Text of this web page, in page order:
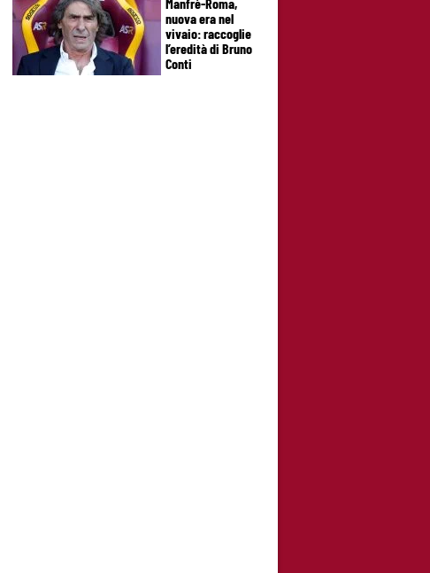
nuova era nel
vivaio: raccoglie
l’eredità di Bruno
Conti